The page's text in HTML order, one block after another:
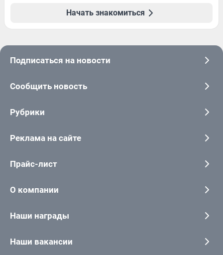
Начать знакомиться
Подписаться на новости
Сообщить новость
Рубрики
Реклама на сайте
Прайс-лист
О компании
Наши награды
Наши вакансии